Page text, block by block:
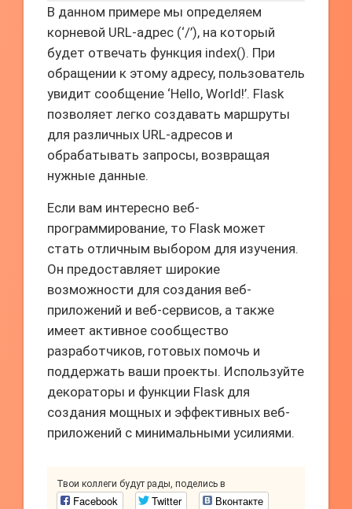
В данном примере мы определяем
корневой URL-адрес (‘/’), на который
будет отвечать функция index(). При
обращении к этому адресу, пользователь
увидит сообщение ‘Hello, World!’. Flask
позволяет легко создавать маршруты
для различных URL-адресов и
обрабатывать запросы, возвращая
нужные данные.
Если вам интересно веб-
программирование, то Flask может
стать отличным выбором для изучения.
Он предоставляет широкие
возможности для создания веб-
приложений и веб-сервисов, а также
имеет активное сообщество
разработчиков, готовых помочь и
поддержать ваши проекты. Используйте
декораторы и функции Flask для
создания мощных и эффективных веб-
приложений с минимальными усилиями.
Твои коллеги будут рады, поделись в
Facebook Twitter Вконтакте